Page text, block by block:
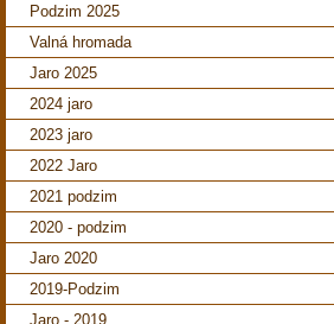
Podzim 2025
Valná hromada
Jaro 2025
2024 jaro
2023 jaro
2022 Jaro
2021 podzim
2020 - podzim
Jaro 2020
2019-Podzim
Jaro - 2019